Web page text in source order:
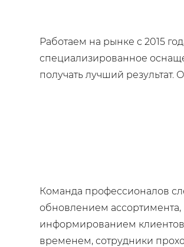
Работаем на рынке с 2015
специализированное
получать лучший результат.
Команда профессионалов
обновлением ассортимента,
информированием
временем, сотрудники